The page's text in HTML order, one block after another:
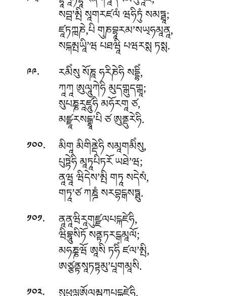
སབྦ’མྤི སཱགརཛལཾ ཝཧིཏུཾ སམཏྠཱ;
ཛཱཏཀྑཎེ,པི གུཎབྷཱརམ’སཡ྄ཧམཱནཱ,
སངྐམྤཡཱི’ཝ པཐཝཱི པཝརསྶ ཏསྶ.
༩༩. རམིཾསུ སོཎཱ ཧརིཎེཧི སདྡྷིཾ,
ཀཱཀཱ ཨུལཱུཀེཧི མུདགྒུདགྒཱ;
སུཔཎྞརཱཛཱུཧི མཧོརགཱ ཙ,
མཛྫཱརསངྒྷཱ’པི ཙ ཨུནྡུརེཧི.
༡༠༠. མིགཱ མིགིནྡེཧི སམཱགམིཾསུ,
པུཏྟེཧི མཱཏཱཔིཏརོ ཡཐེ’ཝ;
ནཱཝཱ ཝིདེས’མྤི གཏཱ སདེསཾ,
གཏཱ’ཙ ཀཎྜཾ སརབྷངྒསཏྠུ.
༡༠༡. ནཱནཱཝིརཱགུཛྫལཔངྐཛེཧི,
ཝིབྷཱུསིཏོ སནྟཏརངྒམཱལོ;
མཧཎྞཝོ ཨཱསི ཏཧིཾ ཛལ’མྤི,
ཨཙྩནྟསཱཏཏྟམུ’པཱགམཱསི.